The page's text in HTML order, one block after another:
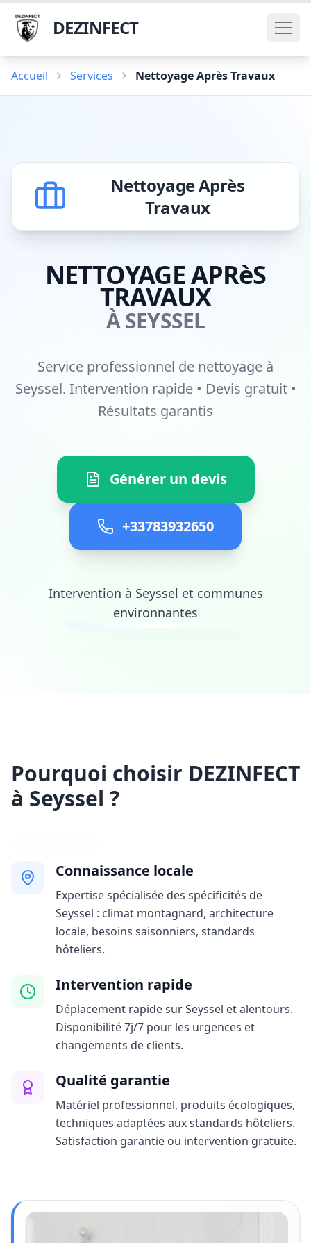
DEZINFECT
Accueil Services Nettoyage Après Travaux
Nettoyage Après
Travaux
NETTOYAGE APRèS
TRAVAUX
À SEYSSEL
Service professionnel de nettoyage à
Seyssel. Intervention rapide • Devis gratuit •
Résultats garantis
Générer un devis
+33783932650
Intervention à Seyssel et communes
environnantes
Pourquoi choisir DEZINFECT
à Seyssel ?
Connaissance locale
Expertise spécialisée des spécificités de
Seyssel : climat montagnard, architecture
locale, besoins saisonniers, standards
hôteliers.
Intervention rapide
Déplacement rapide sur Seyssel et alentours.
Disponibilité 7j/7 pour les urgences et
changements de clients.
Qualité garantie
Matériel professionnel, produits écologiques,
techniques adaptées aux standards hôteliers.
Satisfaction garantie ou intervention gratuite.